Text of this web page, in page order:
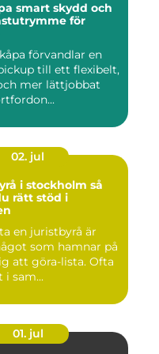
och
för
förvandlar en
till ett flexibelt,
mer lättjobbat
02. jul
i stockholm så
rätt stöd i
en juristbyrå är
som hamnar på
att göra-lista. Ofta
i sam...
01. jul